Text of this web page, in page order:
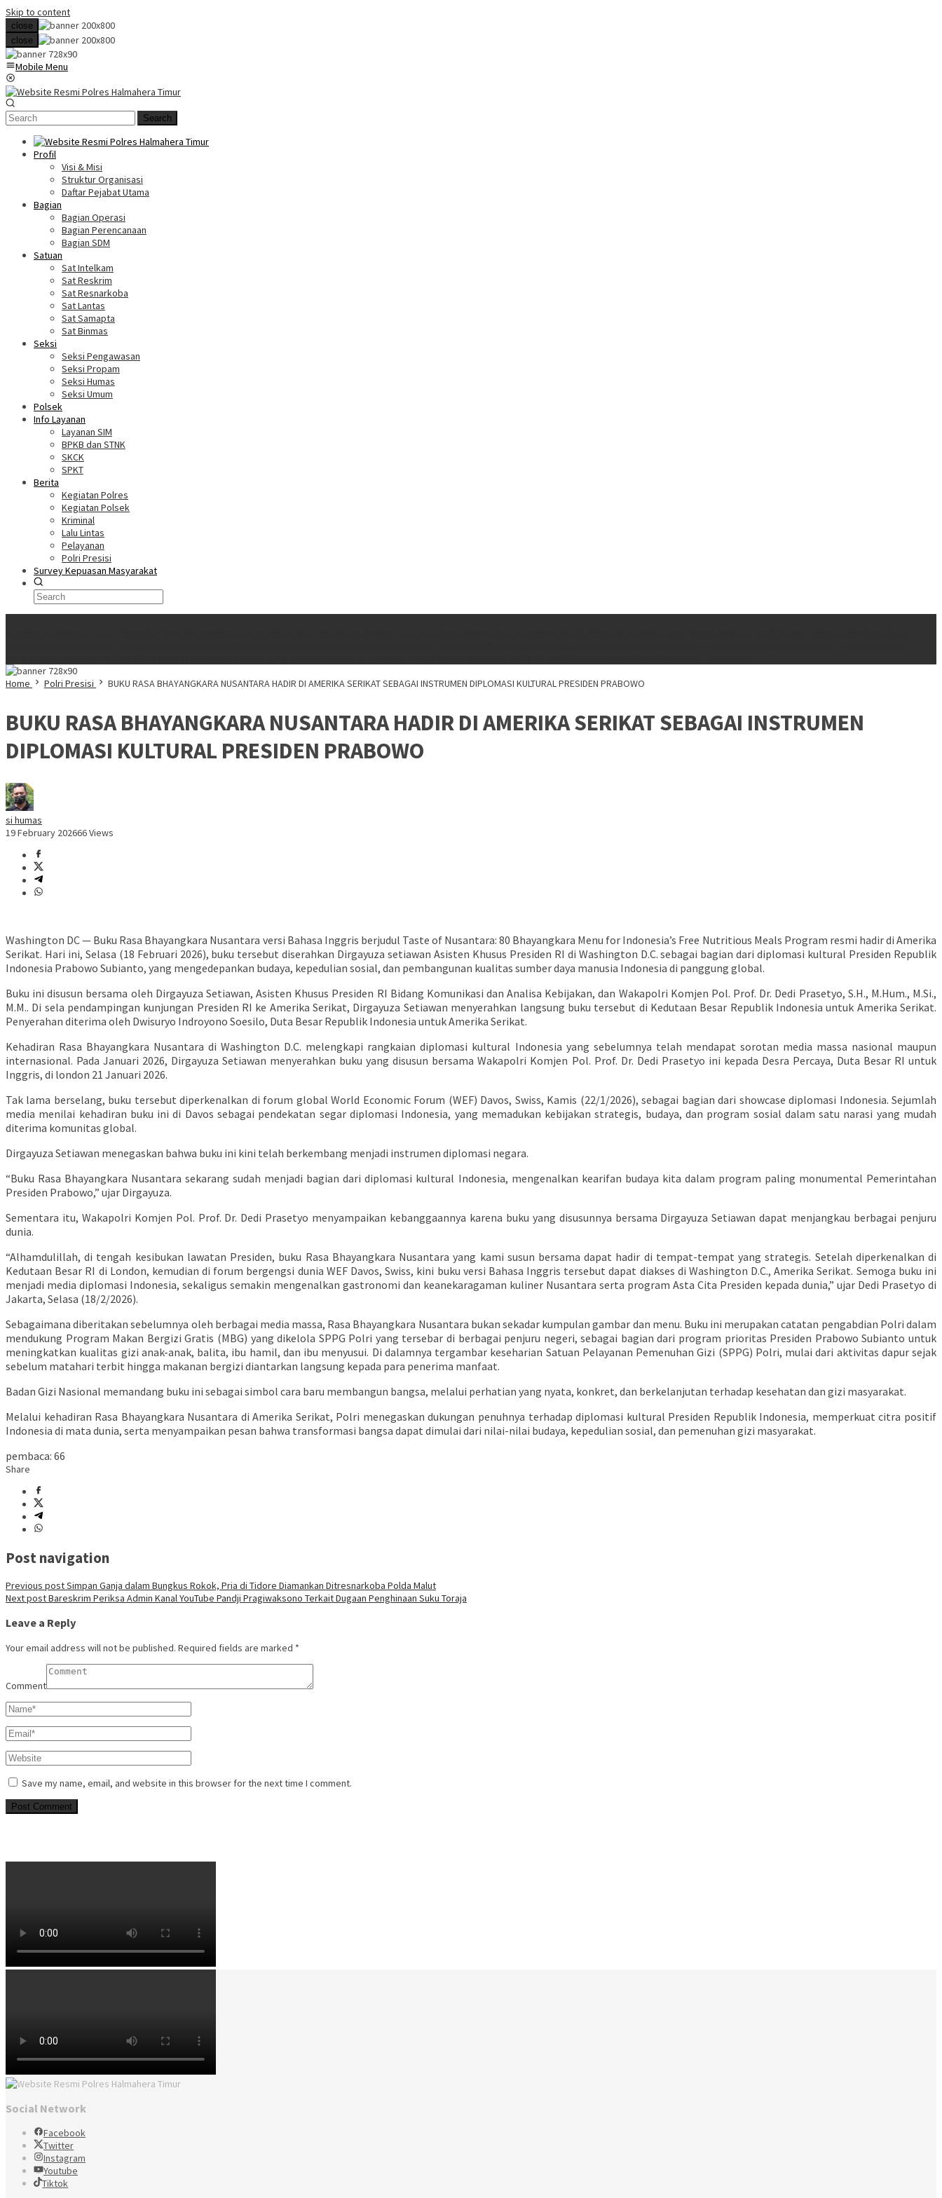
Skip to content
close
close
Mobile Menu
Search
Profil
Visi & Misi
Struktur Organisasi
Daftar Pejabat Utama
Bagian
Bagian Operasi
Bagian Perencanaan
Bagian SDM
Satuan
Sat Intelkam
Sat Reskrim
Sat Resnarkoba
Sat Lantas
Sat Samapta
Sat Binmas
Seksi
Seksi Pengawasan
Seksi Propam
Seksi Humas
Seksi Umum
Polsek
Info Layanan
Layanan SIM
BPKB dan STNK
SKCK
SPKT
Berita
Kegiatan Polres
Kegiatan Polsek
Kriminal
Lalu Lintas
Pelayanan
Polri Presisi
Survey Kepuasan Masyarakat
Home
Polri Presisi BUKU RASA BHAYANGKARA NUSANTARA HADIR DI AMERIKA SERIKAT SEBAGAI INSTRUMEN DIPLOMASI KULTURAL PRESIDEN PRABOWO
BUKU RASA BHAYANGKARA NUSANTARA HADIR DI AMERIKA SERIKAT SEBAGAI INSTRUMEN
DIPLOMASI KULTURAL PRESIDEN PRABOWO
si humas
19 February 202666 Views
Washington DC — Buku Rasa Bhayangkara Nusantara versi Bahasa Inggris berjudul Taste of Nusantara: 80 Bhayangkara Menu for Indonesia’s Free Nutritious Meals Program resmi hadir di Amerika
Serikat. Hari ini, Selasa (18 Februari 2026), buku tersebut diserahkan Dirgayuza setiawan Asisten Khusus Presiden RI di Washington D.C. sebagai bagian dari diplomasi kultural Presiden Republik
Indonesia Prabowo Subianto, yang mengedepankan budaya, kepedulian sosial, dan pembangunan kualitas sumber daya manusia Indonesia di panggung global.
Buku ini disusun bersama oleh Dirgayuza Setiawan, Asisten Khusus Presiden RI Bidang Komunikasi dan Analisa Kebijakan, dan Wakapolri Komjen Pol. Prof. Dr. Dedi Prasetyo, S.H., M.Hum., M.Si.,
M.M.. Di sela pendampingan kunjungan Presiden RI ke Amerika Serikat, Dirgayuza Setiawan menyerahkan langsung buku tersebut di Kedutaan Besar Republik Indonesia untuk Amerika Serikat.
Penyerahan diterima oleh Dwisuryo Indroyono Soesilo, Duta Besar Republik Indonesia untuk Amerika Serikat.
Kehadiran Rasa Bhayangkara Nusantara di Washington D.C. melengkapi rangkaian diplomasi kultural Indonesia yang sebelumnya telah mendapat sorotan media massa nasional maupun
internasional. Pada Januari 2026, Dirgayuza Setiawan menyerahkan buku yang disusun bersama Wakapolri Komjen Pol. Prof. Dr. Dedi Prasetyo ini kepada Desra Percaya, Duta Besar RI untuk
Inggris, di london 21 Januari 2026.
Tak lama berselang, buku tersebut diperkenalkan di forum global World Economic Forum (WEF) Davos, Swiss, Kamis (22/1/2026), sebagai bagian dari showcase diplomasi Indonesia. Sejumlah
media menilai kehadiran buku ini di Davos sebagai pendekatan segar diplomasi Indonesia, yang memadukan kebijakan strategis, budaya, dan program sosial dalam satu narasi yang mudah
diterima komunitas global.
Dirgayuza Setiawan menegaskan bahwa buku ini kini telah berkembang menjadi instrumen diplomasi negara.
“Buku Rasa Bhayangkara Nusantara sekarang sudah menjadi bagian dari diplomasi kultural Indonesia, mengenalkan kearifan budaya kita dalam program paling monumental Pemerintahan
Presiden Prabowo,” ujar Dirgayuza.
Sementara itu, Wakapolri Komjen Pol. Prof. Dr. Dedi Prasetyo menyampaikan kebanggaannya karena buku yang disusunnya bersama Dirgayuza Setiawan dapat menjangkau berbagai penjuru
dunia.
“Alhamdulillah, di tengah kesibukan lawatan Presiden, buku Rasa Bhayangkara Nusantara yang kami susun bersama dapat hadir di tempat-tempat yang strategis. Setelah diperkenalkan di
Kedutaan Besar RI di London, kemudian di forum bergengsi dunia WEF Davos, Swiss, kini buku versi Bahasa Inggris tersebut dapat diakses di Washington D.C., Amerika Serikat. Semoga buku ini
menjadi media diplomasi Indonesia, sekaligus semakin mengenalkan gastronomi dan keanekaragaman kuliner Nusantara serta program Asta Cita Presiden kepada dunia,” ujar Dedi Prasetyo di
Jakarta, Selasa (18/2/2026).
Sebagaimana diberitakan sebelumnya oleh berbagai media massa, Rasa Bhayangkara Nusantara bukan sekadar kumpulan gambar dan menu. Buku ini merupakan catatan pengabdian Polri dalam
mendukung Program Makan Bergizi Gratis (MBG) yang dikelola SPPG Polri yang tersebar di berbagai penjuru negeri, sebagai bagian dari program prioritas Presiden Prabowo Subianto untuk
meningkatkan kualitas gizi anak-anak, balita, ibu hamil, dan ibu menyusui. Di dalamnya tergambar keseharian Satuan Pelayanan Pemenuhan Gizi (SPPG) Polri, mulai dari aktivitas dapur sejak
sebelum matahari terbit hingga makanan bergizi diantarkan langsung kepada para penerima manfaat.
Badan Gizi Nasional memandang buku ini sebagai simbol cara baru membangun bangsa, melalui perhatian yang nyata, konkret, dan berkelanjutan terhadap kesehatan dan gizi masyarakat.
Melalui kehadiran Rasa Bhayangkara Nusantara di Amerika Serikat, Polri menegaskan dukungan penuhnya terhadap diplomasi kultural Presiden Republik Indonesia, memperkuat citra positif
Indonesia di mata dunia, serta menyampaikan pesan bahwa transformasi bangsa dapat dimulai dari nilai-nilai budaya, kepedulian sosial, dan pemenuhan gizi masyarakat.
pembaca: 66
Share
Post navigation
Previous postSimpan Ganja dalam Bungkus Rokok, Pria di Tidore Diamankan Ditresnarkoba Polda Malut
Next postBareskrim Periksa Admin Kanal YouTube Pandji Pragiwaksono Terkait Dugaan Penghinaan Suku Toraja
Leave a Reply
Your email address will not be published. Required fields are marked *
Comment
Save my name, email, and website in this browser for the next time I comment.
Social Network
Facebook
Twitter
Instagram
Youtube
Tiktok